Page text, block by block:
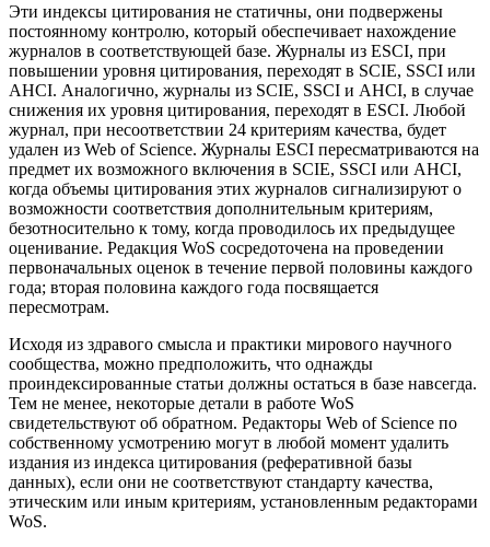
Эти индексы цитирования не статичны, они подвержены
постоянному контролю, который обеспечивает нахождение
журналов в соответствующей базе. Журналы из ESCI, при
повышении уровня цитирования, переходят в SCIE, SSCI или
AHCI. Аналогично, журналы из SCIE, SSCI и AHCI, в случае
снижения их уровня цитирования, переходят в ESCI. Любой
журнал, при несоответствии 24 критериям качества, будет
удален из Web of Science. Журналы ESCI пересматриваются на
предмет их возможного включения в SCIE, SSCI или AHCI,
когда объемы цитирования этих журналов сигнализируют о
возможности соответствия дополнительным критериям,
безотносительно к тому, когда проводилось их предыдущее
оценивание. Редакция WoS сосредоточена на проведении
первоначальных оценок в течение первой половины каждого
года; вторая половина каждого года посвящается
пересмотрам.
Исходя из здравого смысла и практики мирового научного
сообщества, можно предположить, что однажды
проиндексированные статьи должны остаться в базе навсегда.
Тем не менее, некоторые детали в работе WoS
свидетельствуют об обратном. Редакторы Web of Science по
собственному усмотрению могут в любой момент удалить
издания из индекса цитирования (реферативной базы
данных), если они не соответствуют стандарту качества,
этическим или иным критериям, установленным редакторами
WoS.